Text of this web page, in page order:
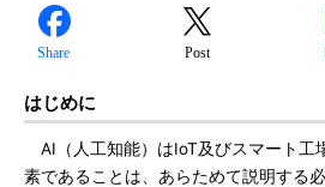
Share Post
はじめに
AI（人工知能）はIoT及びスマート工
素であることは、あらためて説明する